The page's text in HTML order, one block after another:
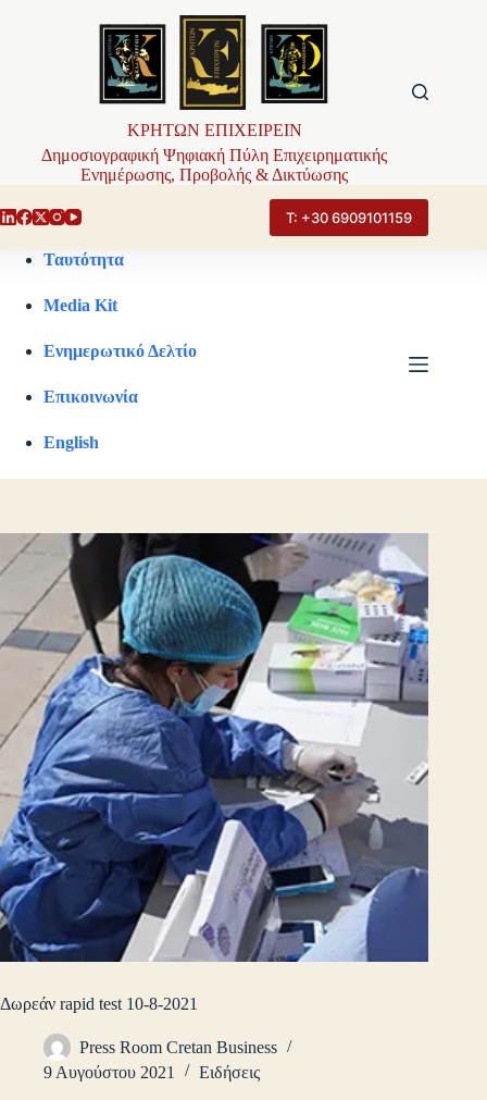
ΚΡΗΤΩΝ ΕΠΙΧΕΙΡΕΙΝ
Δημοσιογραφική Ψηφιακή Πύλη Επιχειρηματικής
Ενημέρωσης, Προβολής & Δικτύωσης
Τ: +30 6909101159
Ταυτότητα
Media Kit
Ενημερωτικό Δελτίο
Επικοινωνία
English
Δωρεάν rapid test 10-8-2021
Press Room Cretan Business
9 Αυγούστου 2021
Ειδήσεις